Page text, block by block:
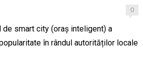
0
de smart city (oraș inteligent) a
în rândul autorităților locale